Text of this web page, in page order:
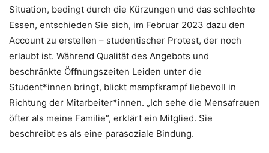
Situation, bedingt durch die Kürzungen und das schlechte
Essen, entschieden Sie sich, im Februar 2023 dazu den
Account zu erstellen – studentischer Protest, der noch
erlaubt ist. Während Qualität des Angebots und
beschränkte Öffnungszeiten Leiden unter die
Student*innen bringt, blickt mampfkrampf liebevoll in
Richtung der Mitarbeiter*innen. „Ich sehe die Mensafrauen
öfter als meine Familie“, erklärt ein Mitglied. Sie
beschreibt es als eine parasoziale Bindung.